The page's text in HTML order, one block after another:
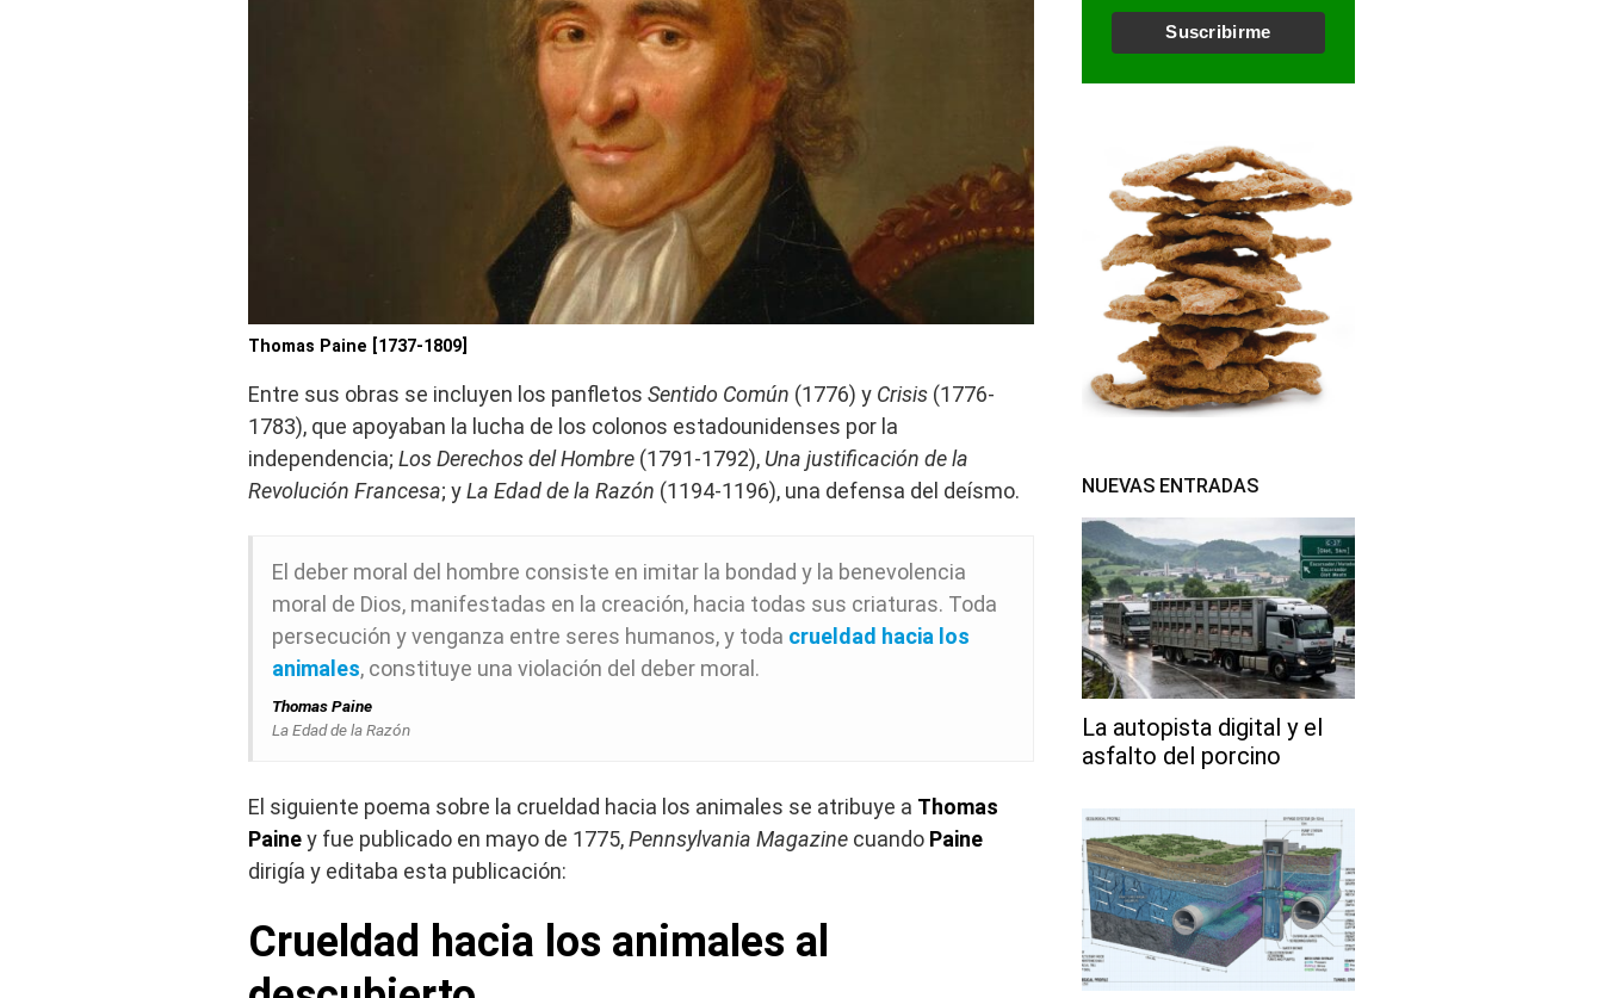
Thomas Paine [1737-1809]
Entre sus obras se incluyen los panfletos Sentido Común (1776) y Crisis (1776-
1783), que apoyaban la lucha de los colonos estadounidenses por la
independencia; Los Derechos del Hombre (1791-1792), Una justificación de la
Revolución Francesa; yLa Edad de la Razón (1194-1196), una defensa del deísmo.
El deber moral del hombre consiste en imitar la bondad y la benevolencia
moral de Dios, manifestadas en la creación, hacia todas sus criaturas. Toda
persecución y venganza entre seres humanos, y toda crueldad hacia los
animales, constituye una violación del deber moral.
Thomas Paine
La Edad de la Razón
El siguiente poema sobre la crueldad hacia los animales se atribuye a Thomas
Painey fue publicado en mayo de 1775,Pennsylvania Magazine cuando Paine
dirigía y editaba esta publicación:
Crueldad hacia los animales al
Suscribirme
NUEVAS ENTRADAS
La autopista digital y el
asfalto del porcino